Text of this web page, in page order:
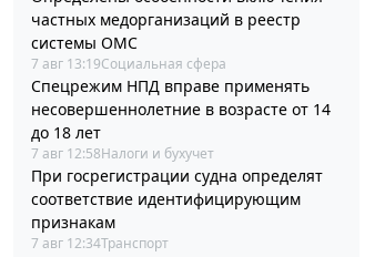
частных медорганизаций в реестр
системы ОМС
7 авг 13:19Социальная сфера
Спецрежим НПД вправе применять
несовершеннолетние в возрасте от 14
до 18 лет
7 авг 12:58Налоги и бухучет
При госрегистрации судна определят
соответствие идентифицирующим
признакам
7 авг 12:34Транспорт